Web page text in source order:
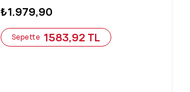
₺1.979,90
Sepette 1583,92 TL